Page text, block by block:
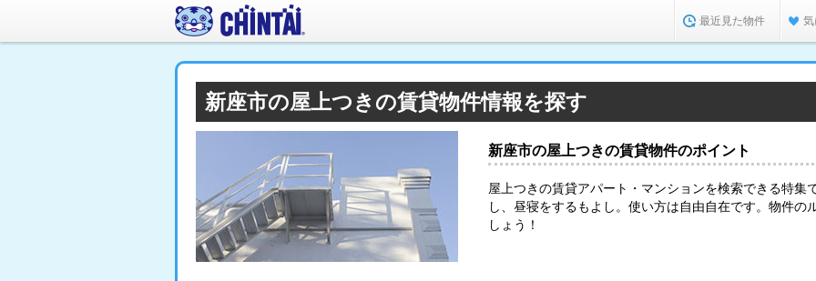
最近見た物件 気
新座市の屋上つきの賃貸物件情報を探す
新座市の屋上つきの賃貸物件のポイント
屋上つきの賃貸アパート・マンションを検索できる特集
し、昼寝をするもよし。使い方は自由自在です。物件の
しょう！